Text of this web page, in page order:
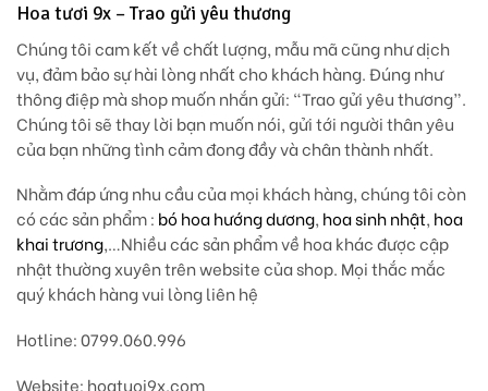
Hoa tươi 9x – Trao gửi yêu thương
Chúng tôi cam kết về chất lượng, mẫu mã cũng như dịch
vụ, đảm bảo sự hài lòng nhất cho khách hàng. Đúng như
thông điệp mà shop muốn nhắn gửi: “Trao gửi yêu thương”.
Chúng tôi sẽ thay lời bạn muốn nói, gửi tới người thân yêu
của bạn những tình cảm đong đầy và chân thành nhất.
Nhằm đáp ứng nhu cầu của mọi khách hàng, chúng tôi còn
có các sản phẩm : bó hoa hướng dương, hoa sinh nhật, hoa
khai trương,…Nhiều các sản phẩm về hoa khác được cập
nhật thường xuyên trên website của shop. Mọi thắc mắc
quý khách hàng vui lòng liên hệ
Hotline: 0799.060.996
Website: hoatuoi9x.com